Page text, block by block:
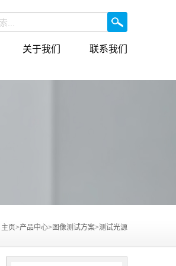
关于我们 联系我们
主页>产品中心>图像测试方案>测试光源